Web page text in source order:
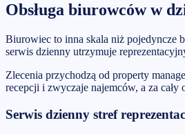
Obsługa biurowców w
Biurowiec to inna skala niż pojedyncze
serwis dzienny utrzymuje
Zlecenia przychodzą od property
recepcji i zwyczaje najemców, a za
Serwis dzienny stref